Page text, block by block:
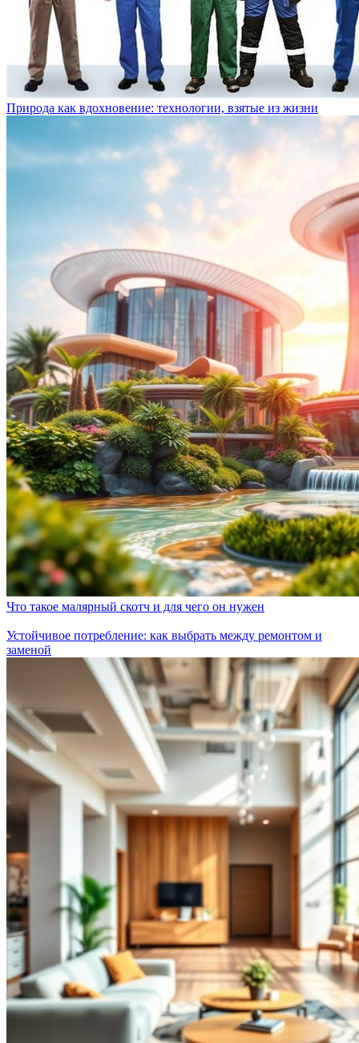
Природа как вдохновение: технологии, взятые из жизни
Что такое малярный скотч и для чего он нужен
Устойчивое потребление: как выбрать между ремонтом и
заменой